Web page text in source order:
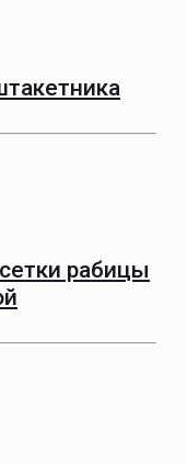
рабицы